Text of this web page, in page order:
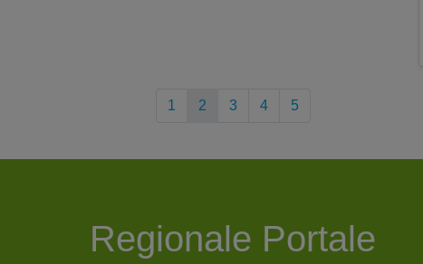
1 2 3 4 5
Regionale Portale